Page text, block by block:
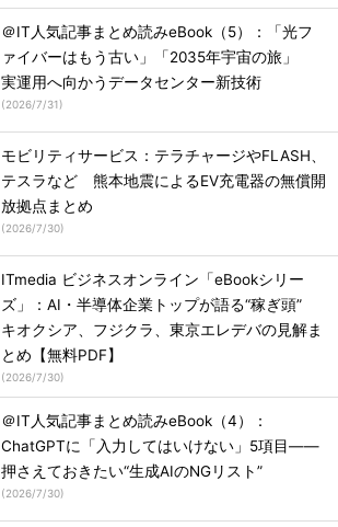
＠IT人気記事まとめ読みeBook（5）：「光フ
ァイバーはもう古い」「2035年宇宙の旅」
実運用へ向かうデータセンター新技術
(2026/7/31)
モビリティサービス：テラチャージやFLASH、
テスラなど 熊本地震によるEV充電器の無償開
放拠点まとめ
(2026/7/30)
ITmedia ビジネスオンライン「eBookシリー
ズ」：AI・半導体企業トップが語る“稼ぎ頭”
キオクシア、フジクラ、東京エレデバの見解ま
とめ【無料PDF】
(2026/7/30)
＠IT人気記事まとめ読みeBook（4）：
ChatGPTに「入力してはいけない」5項目――
押さえておきたい“生成AIのNGリスト”
(2026/7/30)